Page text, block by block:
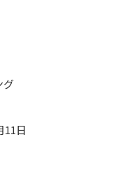
グ
11日